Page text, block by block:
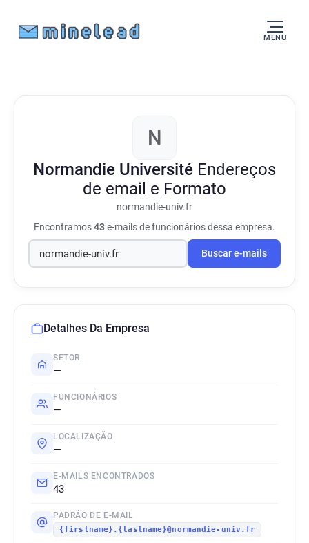
MENU
N
Normandie Université Endereços
de email e Formato
normandie-univ.fr
Encontramos43e-mails de funcionários dessa empresa.
Buscar e-mails
Detalhes Da Empresa
SETOR
—
FUNCIONÁRIOS
—
LOCALIZAÇÃO
—
E-MAILS ENCONTRADOS
43
PADRÃO DE E-MAIL
{firstname}.{lastname}@normandie-univ.fr